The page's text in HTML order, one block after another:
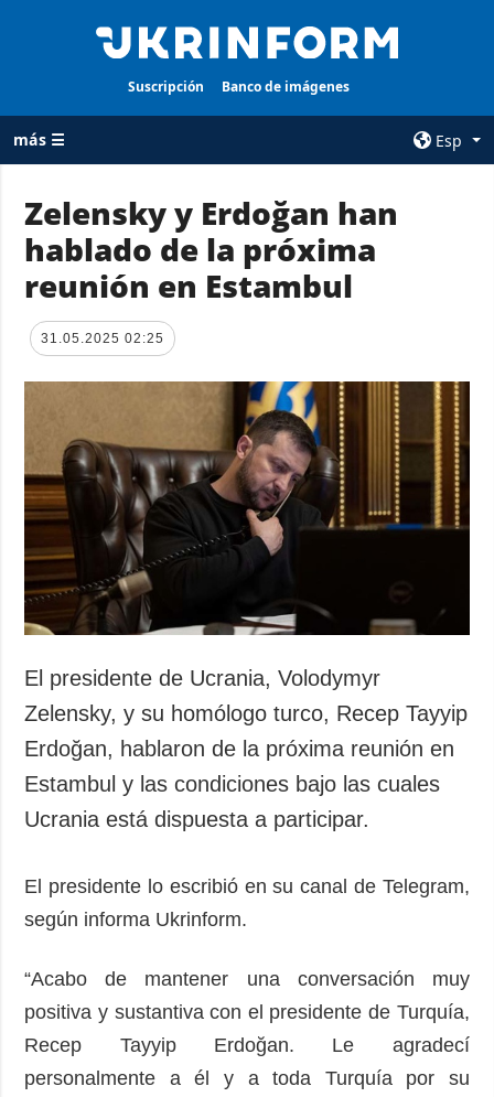
Suscripción Banco de imágenes
más ☰
Esp
TODAS LAS
CATEGORÍAS
Guerra
Reconstrucción
Economía
Defensa
Sociedad y
Cultura
Deportes
Crimen
Desastres y
AGENCIA
sobre la agencia
servicios
Política de
privacidad y
protección de
datos personales
ADICIONAL
Podcasts
Publicaciones
Entrevistas
Video
Releases
SERVICIOS
Suscripción
Banco de
imágenes
Zelensky y Erdoğan han
hablado de la próxima
reunión en Estambul
31.05.2025 02:25
El presidente de Ucrania, Volodymyr
Zelensky, y su homólogo turco, Recep Tayyip
Erdoğan, hablaron de la próxima reunión en
Estambul y las condiciones bajo las cuales
Ucrania está dispuesta a participar.
El presidente lo escribió en su canal de Telegram,
según informa Ukrinform.
“Acabo de mantener una conversación muy
positiva y sustantiva con el presidente de Turquía,
Recep Tayyip Erdoğan. Le agradecí
personalmente a él y a toda Turquía por su